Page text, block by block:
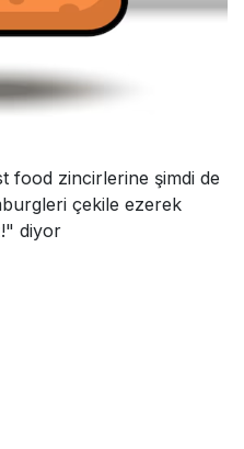
food zincirlerine şimdi de
çekile ezerek
diyor